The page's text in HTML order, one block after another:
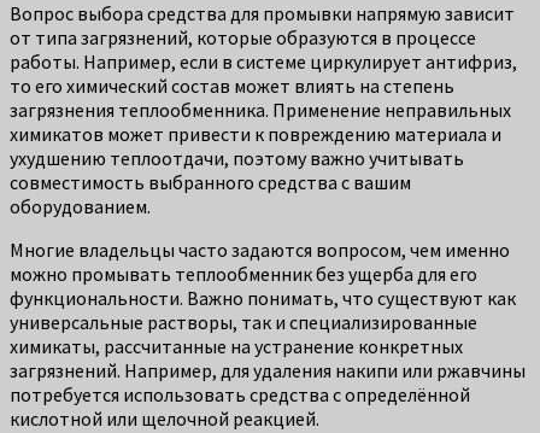
Вопрос выбора средства для промывки напрямую зависит
от типа загрязнений, которые образуются в процессе
работы. Например, если в системе циркулирует антифриз,
то его химический состав может влиять на степень
загрязнения теплообменника. Применение неправильных
химикатов может привести к повреждению материала и
ухудшению теплоотдачи, поэтому важно учитывать
совместимость выбранного средства с вашим
оборудованием.
Многие владельцы часто задаются вопросом, чем именно
можно промывать теплообменник без ущерба для его
функциональности. Важно понимать, что существуют как
универсальные растворы, так и специализированные
химикаты, рассчитанные на устранение конкретных
загрязнений. Например, для удаления накипи или ржавчины
потребуется использовать средства с определённой
кислотной или щелочной реакцией.